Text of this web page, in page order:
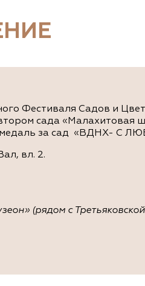
Фестиваля Садов и
сада «Малахитовая
медаль за сад «ВДНХ- С
вл. 2.
(рядом с